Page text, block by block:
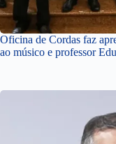
Oficina de Cordas faz
ao músico e professor